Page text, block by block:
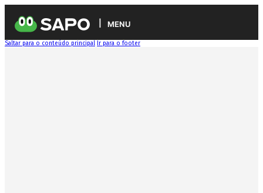
MENU
Saltar para o conteúdo principal Ir para o footer